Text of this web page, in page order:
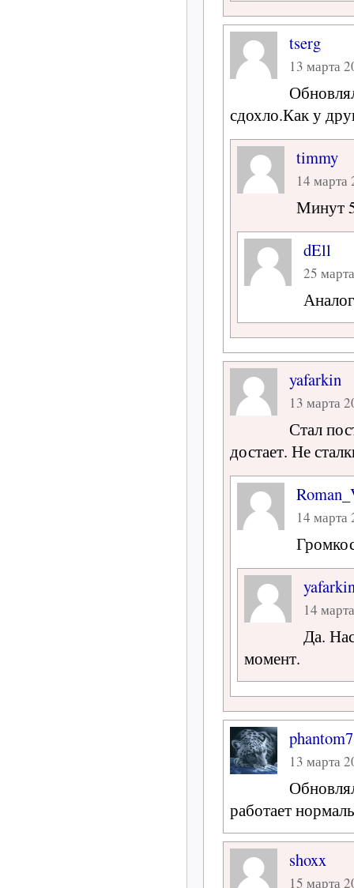
tserg
13 марта
сдохло.Как у
timmy
14 марта
Минут
dEll
25
yafarkin
13 марта
Стал
достает. Не
14 марта
14
Да.
момент.
phantom7
13 марта
работает
shoxx
15 марта